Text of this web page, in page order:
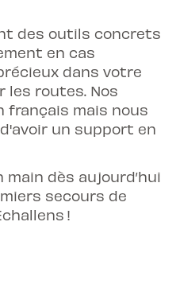
des outils concrets
en cas
dans votre
les routes. Nos
français mais nous
un support en
dès aujourd’hui
secours de
!